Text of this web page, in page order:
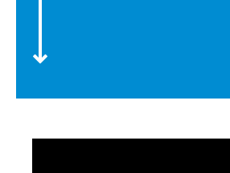
dans le secteur de l’armement